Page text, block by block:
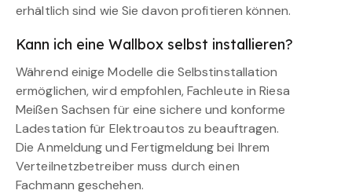
erhältlich sind wie Sie davon profitieren können.
Kann ich eine Wallbox selbst installieren?
Während einige Modelle die Selbstinstallation
ermöglichen, wird empfohlen, Fachleute in Riesa
Meißen Sachsen für eine sichere und konforme
Ladestation für Elektroautos zu beauftragen.
Die Anmeldung und Fertigmeldung bei Ihrem
Verteilnetzbetreiber muss durch einen
Fachmann geschehen.